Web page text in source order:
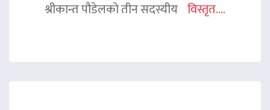
श्रीकान्त पौडेलको तीन सदस्यीय विस्तृत....